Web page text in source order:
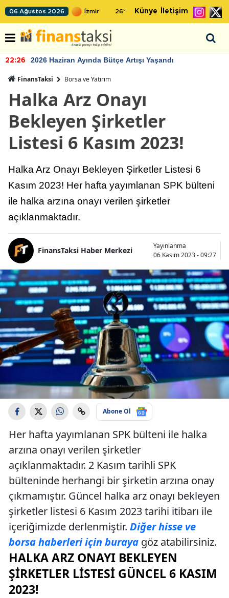
06 Ağustos 2026 26° Künye İletişim
22:26 2026 Haziran Ayında Bütçe Artışı Yaşandı
FinansTaksi Borsa ve Yatırım
Halka Arz Onayı
Bekleyen Şirketler
Listesi 6 Kasım 2023!
Halka Arz Onayı Bekleyen Şirketler Listesi 6
Kasım 2023! Her hafta yayımlanan SPK bülteni
ile halka arzına onayı verilen şirketler
açıklanmaktadır.
FinansTaksi Haber Merkezi
Yayınlanma
06 Kasım 2023 - 09:27
Abone Ol
Her hafta yayımlanan SPK bülteni ile halka
arzına onayı verilen şirketler
açıklanmaktadır. 2 Kasım tarihli SPK
bülteninde herhangi bir şirketin arzına onay
çıkmamıştır. Güncel halka arz onayı bekleyen
şirketler listesi 6 Kasım 2023 tarihi itibarı ile
içeriğimizde derlenmiştir. Diğer hisse ve
borsa haberleri için buraya göz atabilirsiniz.
HALKA ARZ ONAYI BEKLEYEN
ŞIRKETLER LISTESI GÜNCEL 6 KASIM
2023!